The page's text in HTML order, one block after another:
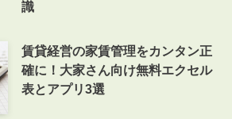
識
賃貸経営の家賃管理をカンタン正
確に！大家さん向け無料エクセル
表とアプリ3選